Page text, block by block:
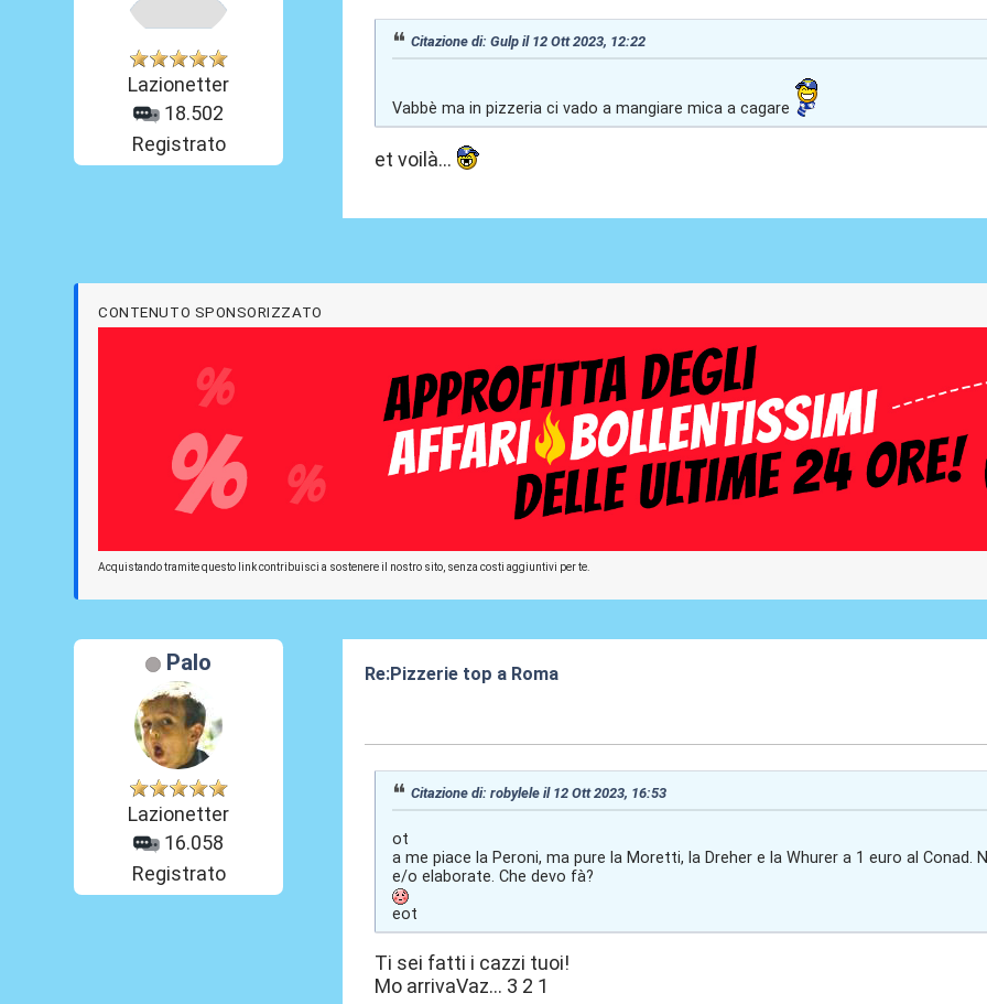
Lazionetter
18.502
Registrato
Citazione di: Gulp il 12 Ott 2023, 12:22
Vabbè ma in pizzeria ci vado a mangiare mica a cagare
et voilà...
CONTENUTO SPONSORIZZATO
Acquistando tramite questo link contribuisci a sostenere il nostro sito, senza costi aggiuntivi per te.
Palo
Lazionetter
16.058
Registrato
Re:Pizzerie top a Roma
Citazione di: robylele il 12 Ott 2023, 16:53
ot
a me piace la Peroni, ma pure la Moretti, la Dreher e la Whurer a 1 euro al
e/o elaborate. Che devo fà?
eot
Ti sei fatti i cazzi tuoi!
Mo arrivaVaz... 3 2 1